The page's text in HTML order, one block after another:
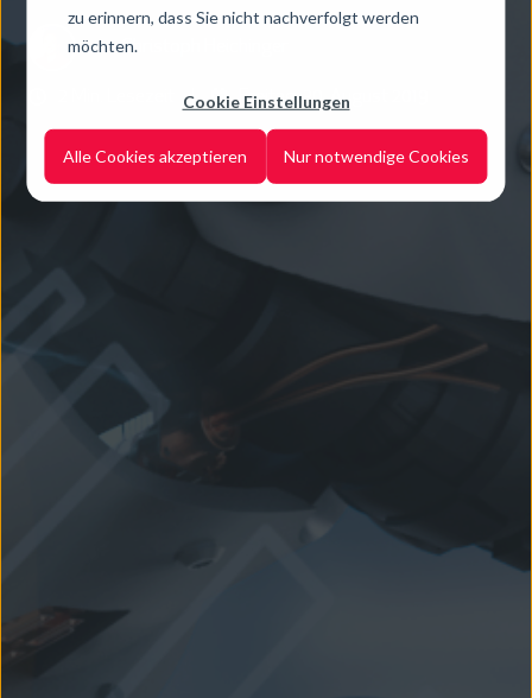
zu erinnern, dass Sie nicht nachverfolgt werden
möchten.
Cookie Einstellungen
Alle Cookies akzeptieren Nur notwendige Cookies
vonChristoph Heichinger
Freitag, 30. August 2019